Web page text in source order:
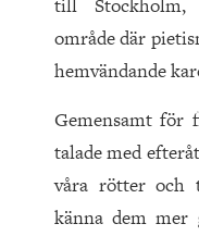
till
område där
hemvändande
Gemensamt för
talade med
våra rötter och
känna dem mer